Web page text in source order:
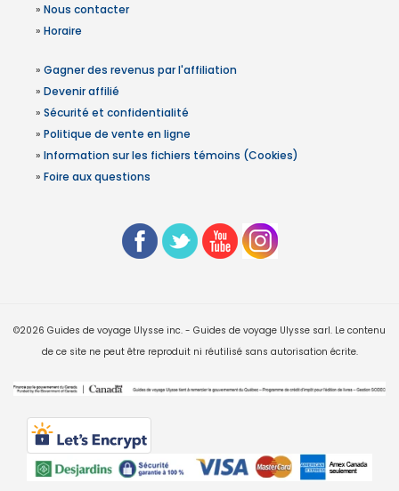
» Nous contacter
» Horaire
» Gagner des revenus par l'affiliation
» Devenir affilié
» Sécurité et confidentialité
» Politique de vente en ligne
» Information sur les fichiers témoins (Cookies)
» Foire aux questions
©2026 Guides de voyage Ulysse inc. - Guides de voyage Ulysse sarl. Le contenu
de ce site ne peut être reproduit ni réutilisé sans autorisation écrite.